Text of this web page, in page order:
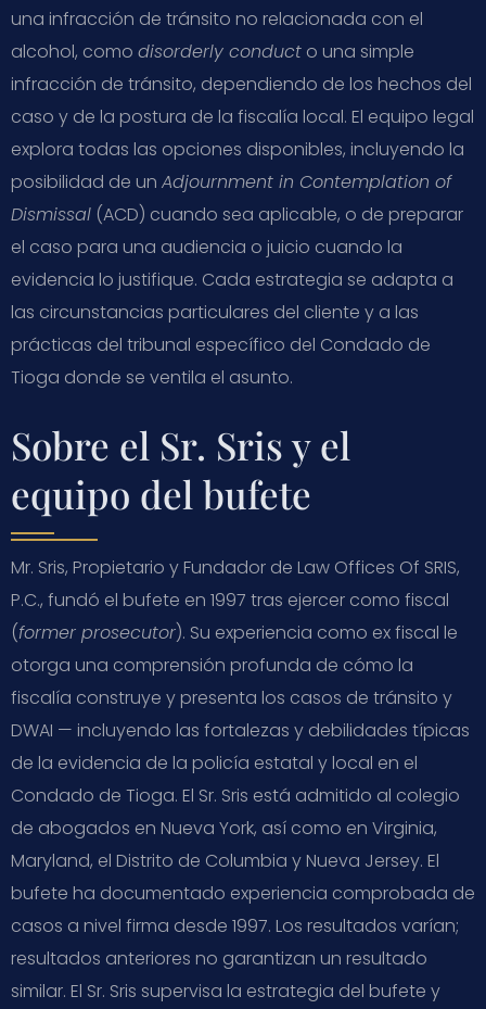
una infracción de tránsito no relacionada con el
alcohol, como disorderly conduct o una simple
infracción de tránsito, dependiendo de los hechos del
caso y de la postura de la fiscalía local. El equipo legal
explora todas las opciones disponibles, incluyendo la
posibilidad de un Adjournment in Contemplation of
Dismissal (ACD) cuando sea aplicable, o de preparar
el caso para una audiencia o juicio cuando la
evidencia lo justifique. Cada estrategia se adapta a
las circunstancias particulares del cliente y a las
prácticas del tribunal específico del Condado de
Tioga donde se ventila el asunto.
Sobre el Sr. Sris y el
equipo del bufete
Mr. Sris, Propietario y Fundador de Law Offices Of SRIS,
P.C., fundó el bufete en 1997 tras ejercer como fiscal
(former prosecutor). Su experiencia como ex fiscal le
otorga una comprensión profunda de cómo la
fiscalía construye y presenta los casos de tránsito y
DWAI — incluyendo las fortalezas y debilidades típicas
de la evidencia de la policía estatal y local en el
Condado de Tioga. El Sr. Sris está admitido al colegio
de abogados en Nueva York, así como en Virginia,
Maryland, el Distrito de Columbia y Nueva Jersey. El
bufete ha documentado experiencia comprobada de
casos a nivel firma desde 1997. Los resultados varían;
resultados anteriores no garantizan un resultado
similar. El Sr. Sris supervisa la estrategia del bufete y